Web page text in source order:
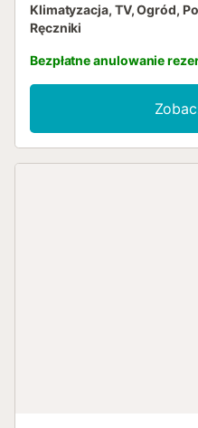
Klimatyzacja, TV, Ogród,
Ręczniki
Bezpłatne anulowanie